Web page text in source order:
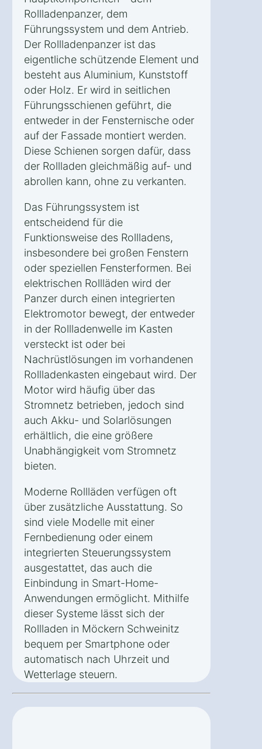
Rollladenpanzer, dem
Führungssystem und dem Antrieb.
Der Rollladenpanzer ist das
eigentliche schützende Element und
besteht aus Aluminium, Kunststoff
oder Holz. Er wird in seitlichen
Führungsschienen geführt, die
entweder in der Fensternische oder
auf der Fassade montiert werden.
Diese Schienen sorgen dafür, dass
der Rollladen gleichmäßig auf- und
abrollen kann, ohne zu verkanten.
Das Führungssystem ist
entscheidend für die
Funktionsweise des Rollladens,
insbesondere bei großen Fenstern
oder speziellen Fensterformen. Bei
elektrischen Rollläden wird der
Panzer durch einen integrierten
Elektromotor bewegt, der entweder
in der Rollladenwelle im Kasten
versteckt ist oder bei
Nachrüstlösungen im vorhandenen
Rollladenkasten eingebaut wird. Der
Motor wird häufig über das
Stromnetz betrieben, jedoch sind
auch Akku- und Solarlösungen
erhältlich, die eine größere
Unabhängigkeit vom Stromnetz
bieten.
Moderne Rollläden verfügen oft
über zusätzliche Ausstattung. So
sind viele Modelle mit einer
Fernbedienung oder einem
integrierten Steuerungssystem
ausgestattet, das auch die
Einbindung in Smart-Home-
Anwendungen ermöglicht. Mithilfe
dieser Systeme lässt sich der
Rollladen in Möckern Schweinitz
bequem per Smartphone oder
automatisch nach Uhrzeit und
Wetterlage steuern.